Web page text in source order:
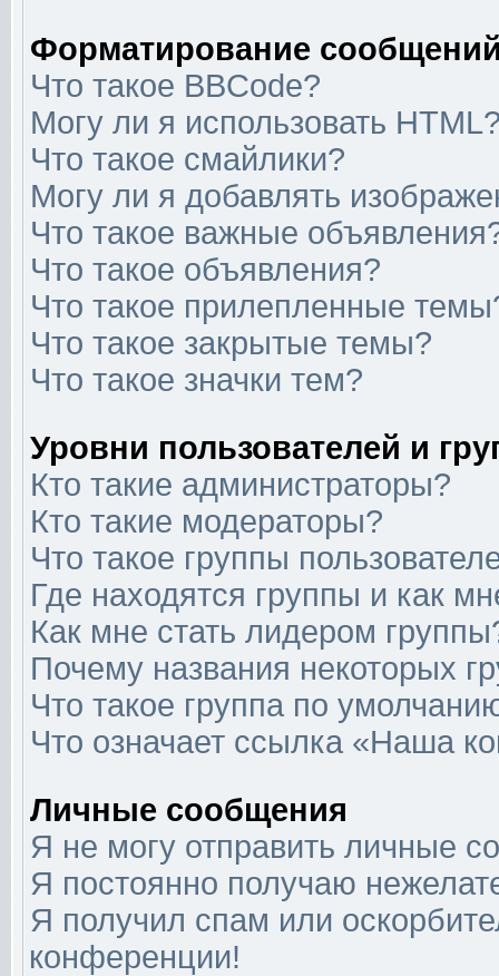
Форматирование
Что такое BBCode?
Могу ли я использовать
Что такое смайлики?
Могу ли я добавлять
Что такое важные
Что такое объявления?
Что такое прилепленные
Что такое закрытые темы?
Что такое значки тем?
Уровни пользователей и
Кто такие администраторы?
Кто такие модераторы?
Что такое группы
Где находятся группы и как
Как мне стать лидером
Почему названия некоторых
Что такое группа по
Что означает ссылка «Наша
Личные сообщения
Я не могу отправить личные
Я постоянно получаю
Я получил спам или
конференции!